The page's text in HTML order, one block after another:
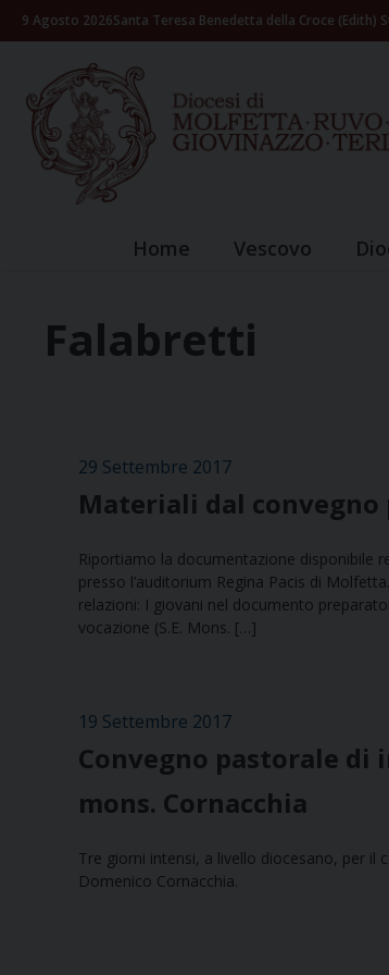
Skip9 Agosto 2026Santa Teresa Benedetta della Croce (Edith)
Home Vescovo
Falabretti
29 Settembre 2017
Materiali dal convegno
Riportiamo la documentazione disponibile
presso l’auditorium Regina Pacis di
relazioni: I giovani nel documento
vocazione (S.E. Mons. […]
19 Settembre 2017
Convegno pastorale di
mons. Cornacchia
Tre giorni intensi, a livello diocesano, per il
Domenico Cornacchia.